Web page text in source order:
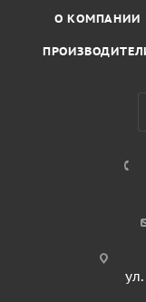
О КОМПАНИИ